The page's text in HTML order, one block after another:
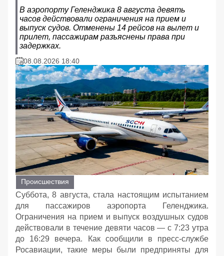
В аэропорту Геленджика 8 августа девять
часов действовали ограничения на прием и
выпуск судов. Отменены 14 рейсов на вылет и
прилет, пассажирам разъяснены права при
задержках.
08.08.2026 18:40
Происшествия
Суббота, 8 августа, стала настоящим испытанием
для пассажиров аэропорта Геленджика.
Ограничения на прием и выпуск воздушных судов
действовали в течение девяти часов — с 7:23 утра
до 16:29 вечера. Как сообщили в пресс-службе
Росавиации, такие меры были предприняты для